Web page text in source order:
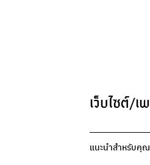
เว็บไซต์/เ
แนะนำสำหรับคุณ